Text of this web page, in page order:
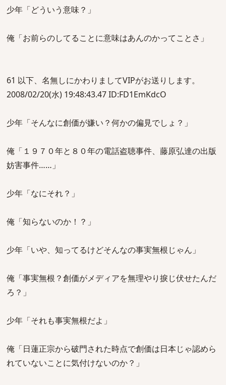
少年「どういう意味？」
俺「お前らのしてることに意味はあんのかってことさ」
61 以下、名無しにかわりましてVIPがお送りします。
2008/02/20(水) 19:48:43.47 ID:FD1EmKdcO
少年「そんなに創価が嫌い？何かの偏見でしょ？」
俺「１９７０年と８０年の電話盗聴事件、藤原弘達の出版
妨害事件……」
少年「なにそれ？」
俺「知らないのか！？」
少年「いや、知ってるけどそんなの事実無根じゃん」
俺「事実無根？創価がメディアを無理やり捩じ伏せたんだ
ろ？」
少年「それも事実無根だよ」
俺「日蓮正宗から破門された時点で創価は日本じゃ認めら
れていないことに気付けないのか？」